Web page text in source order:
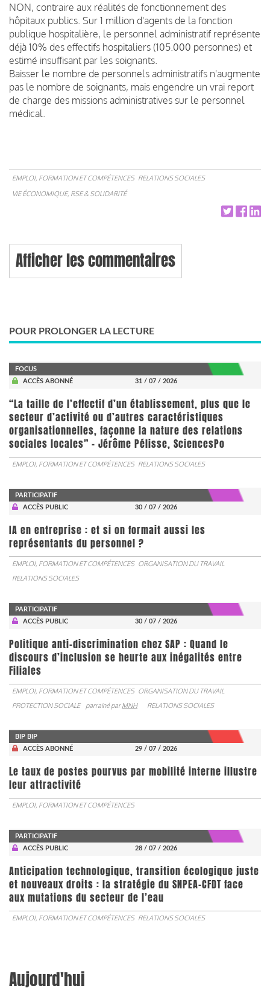
NON, contraire aux réalités de fonctionnement des
hôpitaux publics. Sur 1 million d'agents de la fonction
publique hospitalière, le personnel administratif représente
déjà 10% des effectifs hospitaliers (105.000 personnes) et
estimé insuffisant par les soignants.
Baisser le nombre de personnels administratifs n'augmente
pas le nombre de soignants, mais engendre un vrai report
de charge des missions administratives sur le personnel
médical.
EMPLOI, FORMATION ET COMPÉTENCES RELATIONS SOCIALES
VIE ÉCONOMIQUE, RSE & SOLIDARITÉ
Afficher les commentaires
POUR PROLONGER LA LECTURE
FOCUS
ACCÈS ABONNÉ
31 / 07 / 2026
“La taille de l’effectif d’un établissement, plus que le
secteur d’activité ou d’autres caractéristiques
organisationnelles, façonne la nature des relations
sociales locales” - Jérôme Pélisse, SciencesPo
EMPLOI, FORMATION ET COMPÉTENCES RELATIONS SOCIALES
PARTICIPATIF
ACCÈS PUBLIC
30 / 07 / 2026
IA en entreprise : et si on formait aussi les
représentants du personnel ?
EMPLOI, FORMATION ET COMPÉTENCES ORGANISATION DU TRAVAIL
RELATIONS SOCIALES
PARTICIPATIF
ACCÈS PUBLIC
30 / 07 / 2026
Politique anti-discrimination chez SAP : Quand le
discours d’inclusion se heurte aux inégalités entre
Filiales
EMPLOI, FORMATION ET COMPÉTENCES ORGANISATION DU TRAVAIL
PROTECTION SOCIALE
parrainé parMNH RELATIONS SOCIALES
BIP BIP
ACCÈS ABONNÉ
29 / 07 / 2026
Le taux de postes pourvus par mobilité interne illustre
leur attractivité
EMPLOI, FORMATION ET COMPÉTENCES
PARTICIPATIF
ACCÈS PUBLIC
28 / 07 / 2026
Anticipation technologique, transition écologique juste
et nouveaux droits : la stratégie du SNPEA-CFDT face
aux mutations du secteur de l’eau
EMPLOI, FORMATION ET COMPÉTENCES RELATIONS SOCIALES
Aujourd'hui